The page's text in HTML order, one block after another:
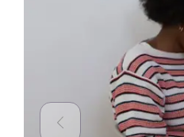
Yugo
era no
A parceria
ambição e